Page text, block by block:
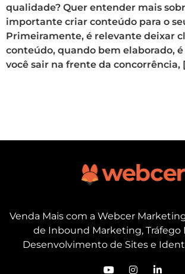
qualidade? Quer entender mais
importante criar conteúdo para o
Primeiramente, é relevante deixar
conteúdo, quando bem elaborado,
você sair na frente da concorrência,
Venda Mais com a Webcer
de Inbound Marketing, Tráfego
Desenvolvimento de Sites e